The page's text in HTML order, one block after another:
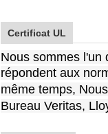
Certificat UL
Nous sommes l'un
répondent aux
même temps,
Bureau Veritas,